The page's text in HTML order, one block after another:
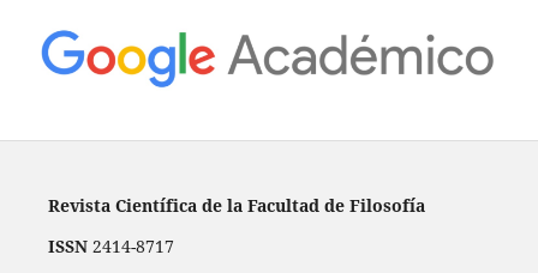
Revista Científica de la Facultad de Filosofía
ISSN2414-8717